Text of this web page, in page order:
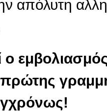
απόλυτη
ο
πρώτης